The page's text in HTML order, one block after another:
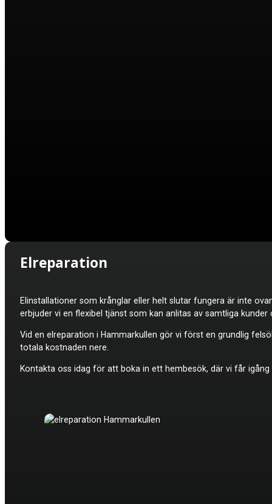
Elreparation
Elinstallationer som krånglar eller helt slutar fungera är inte
erbjuder vi en flexibel tjänst som kan anlitas av samtliga
Vid en elreparation i Hammarkullen gör vi först en grundlig
totala kostnaden nere.
Kontakta oss idag för att boka in ett hembesök, där vi får